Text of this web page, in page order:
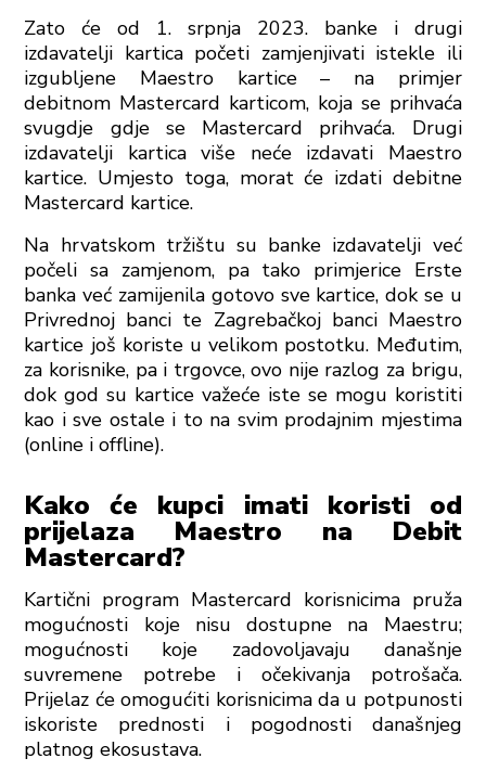
Zato će od 1. srpnja 2023. banke i drugi
izdavatelji kartica početi zamjenjivati ​​istekle ili
izgubljene Maestro kartice – na primjer
debitnom Mastercard karticom, koja se prihvaća
svugdje gdje se Mastercard prihvaća. Drugi
izdavatelji kartica više neće izdavati Maestro
kartice. Umjesto toga, morat će izdati debitne
Mastercard kartice.
Na hrvatskom tržištu su banke izdavatelji već
počeli sa zamjenom, pa tako primjerice Erste
banka već zamijenila gotovo sve kartice, dok se u
Privrednoj banci te Zagrebačkoj banci Maestro
kartice još koriste u velikom postotku. Međutim,
za korisnike, pa i trgovce, ovo nije razlog za brigu,
dok god su kartice važeće iste se mogu koristiti
kao i sve ostale i to na svim prodajnim mjestima
(online i offline).
Kako će kupci imati koristi od
prijelaza Maestro na Debit
Mastercard?
Kartični program Mastercard korisnicima pruža
mogućnosti koje nisu dostupne na Maestru;
mogućnosti koje zadovoljavaju današnje
suvremene potrebe i očekivanja potrošača.
Prijelaz će omogućiti korisnicima da u potpunosti
iskoriste prednosti i pogodnosti današnjeg
platnog ekosustava.